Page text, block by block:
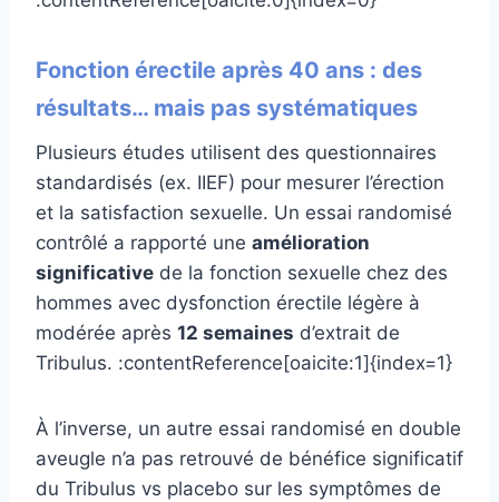
Fonction érectile après 40 ans : des
résultats… mais pas systématiques
Plusieurs études utilisent des questionnaires
standardisés (ex. IIEF) pour mesurer l’érection
et la satisfaction sexuelle. Un essai randomisé
contrôlé a rapporté une amélioration
significative de la fonction sexuelle chez des
hommes avec dysfonction érectile légère à
modérée après 12 semaines d’extrait de
Tribulus. :contentReference[oaicite:1]{index=1}
À l’inverse, un autre essai randomisé en double
aveugle n’a pas retrouvé de bénéfice significatif
du Tribulus vs placebo sur les symptômes de